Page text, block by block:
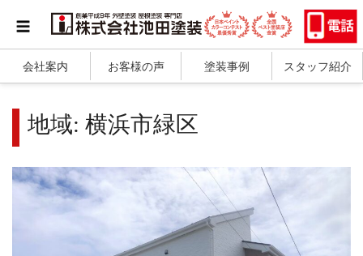
会社案内 お客様の声 塗装事例 スタッフ紹介
地域: 横浜市緑区